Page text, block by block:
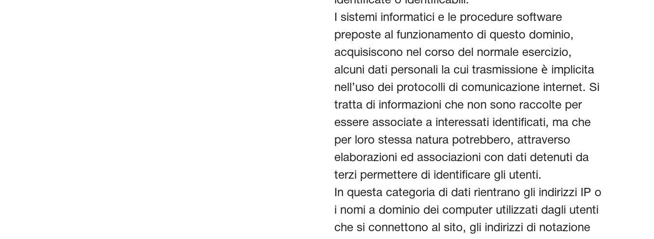
I sistemi informatici e le procedure software
preposte al funzionamento di questo dominio,
acquisiscono nel corso del normale esercizio,
alcuni dati personali la cui trasmissione è implicita
nell’uso dei protocolli di comunicazione internet. Si
tratta di informazioni che non sono raccolte per
essere associate a interessati identificati, ma che
per loro stessa natura potrebbero, attraverso
elaborazioni ed associazioni con dati detenuti da
terzi permettere di identificare gli utenti.
In questa categoria di dati rientrano gli indirizzi IP o
i nomi a dominio dei computer utilizzati dagli utenti
che si connettono al sito, gli indirizzi di notazione